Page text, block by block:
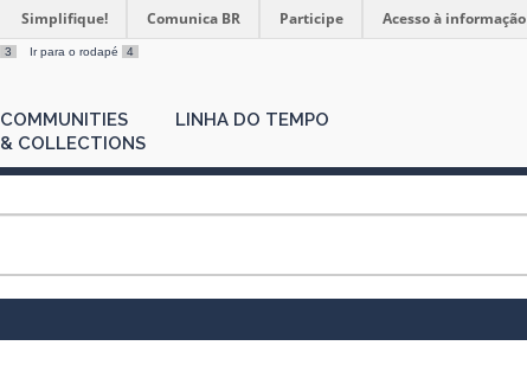
Simplifique! Comunica BR Participe Acesso à informação
3 Ir para o rodapé 4
COMMUNITIES
& COLLECTIONS
LINHA DO TEMPO